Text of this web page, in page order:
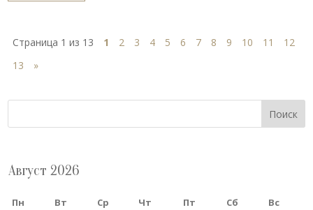
Страница 1 из 13 1 2 3 4 5 6 7 8 9 10 11
12
13
»
Поиск
Август 2026
Пн Вт Ср Чт Пт Сб Вс